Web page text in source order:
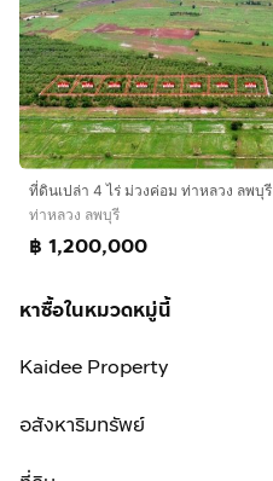
ที่ดินเปล่า 4 ไร่ ม่วงค่อม ท่าหลวง ลพบุรี
ท่าหลวง ลพบุรี
฿ 1,200,000
หาซื้อในหมวดหมู่นี้
Kaidee Property
อสังหาริมทรัพย์